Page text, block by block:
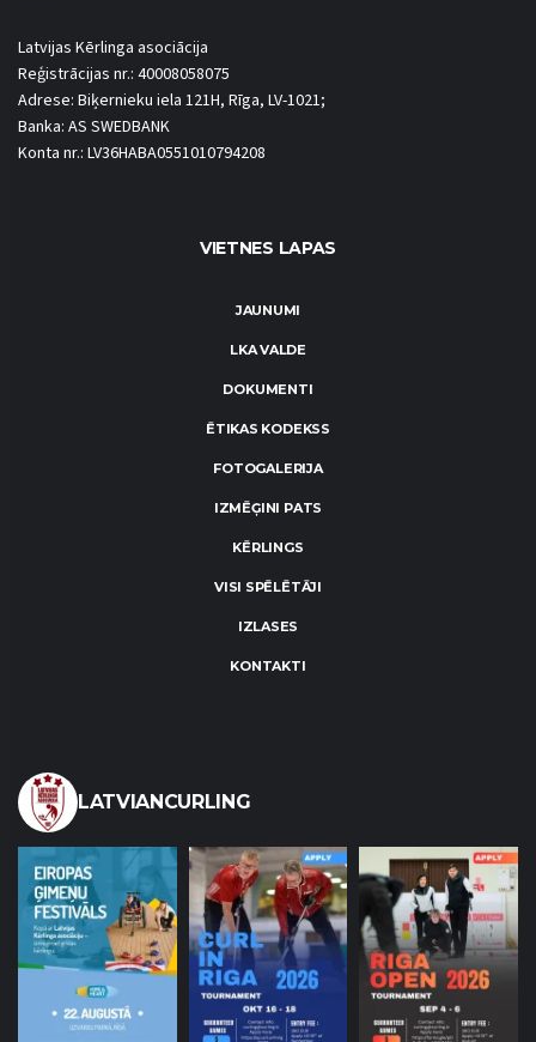
Latvijas Kērlinga asociācija
Reģistrācijas nr.: 40008058075
Adrese: Biķernieku iela 121H, Rīga, LV-1021;
Banka: AS SWEDBANK
Konta nr.: LV36HABA0551010794208
VIETNES LAPAS
JAUNUMI
LKA VALDE
DOKUMENTI
ĒTIKAS KODEKSS
FOTOGALERIJA
IZMĒĢINI PATS
KĒRLINGS
VISI SPĒLĒTĀJI
IZLASES
KONTAKTI
LATVIANCURLING